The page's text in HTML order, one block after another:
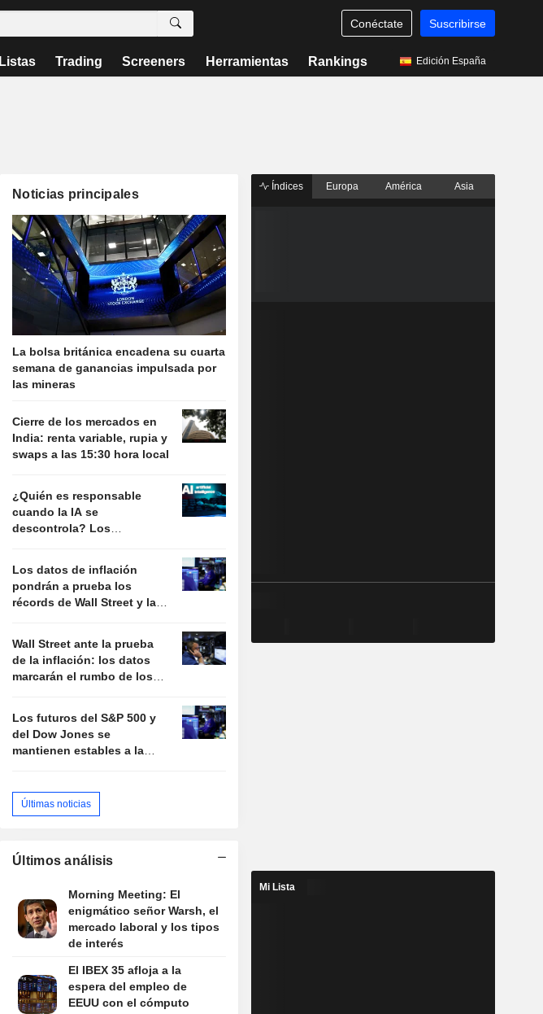
Conéctate Suscribirse
Listas Trading Screeners Herramientas Rankings Edición España
Noticias principales
La bolsa británica encadena su cuarta
semana de ganancias impulsada por
las mineras
Cierre de los mercados en
India: renta variable, rupia y
swaps a las 15:30 hora local
¿Quién es responsable
cuando la IA se
descontrola? Los
Los datos de inflación
pondrán a prueba los
récords de Wall Street y las
Wall Street ante la prueba
de la inflación: los datos
marcarán el rumbo de los
Los futuros del S&P 500 y
del Dow Jones se
mantienen estables a la
el software
Últimas noticias
Últimos análisis
Morning Meeting: El
enigmático señor Warsh, el
mercado laboral y los tipos
de interés
El IBEX 35 afloja a la
espera del empleo de
EEUU con el cómputo
Índices Europa América Asia
Mi Lista